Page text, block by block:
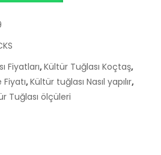
Fiyatları,Kültür Tuğlası Koçtaş,
,Kültür tuğlası Nasıl yapılır,
Tuğlası ölçüleri